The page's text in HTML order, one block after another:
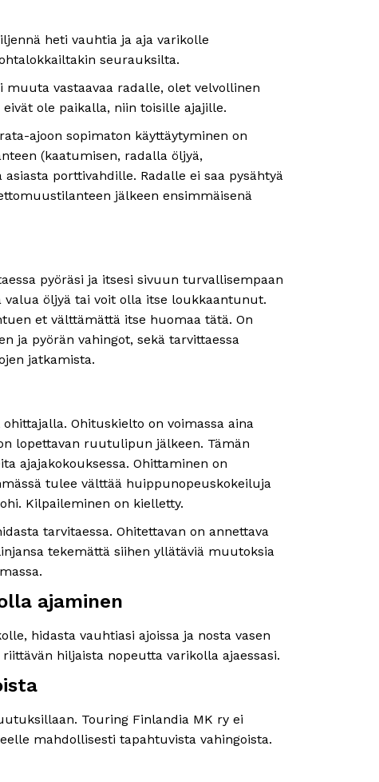
heti vauhtia ja aja varikolle
seurauksilta.
vastaavaa radalle, olet velvollinen
ole paikalla, niin toisille ajajille.
ajoon sopimaton käyttäytyminen on
(kaatumisen, radalla öljyä,
porttivahdille. Radalle ei saa pysähtyä
jälkeen ensimmäisenä
pyöräsi ja itsesi sivuun turvallisempaan
valua öljyä tai voit olla itse loukkaantunut.
et välttämättä itse huomaa tätä. On
ja pyörän vahingot, sekä tarvittaessa
jatkamista.
Ohituskielto on voimassa aina
lopettavan ruutulipun jälkeen. Tämän
ajajakokouksessa. Ohittaminen on
tulee välttää huippunopeuskokeiluja
Kilpaileminen on kielletty.
tarvitaessa. Ohitettavan on annettava
tekemättä siihen yllätäviä muutoksia
ajaminen
hidasta vauhtiasi ajoissa ja nosta vasen
hiljaista nopeutta varikolla ajaessasi.
Touring Finlandia MK ry ei
mahdollisesti tapahtuvista vahingoista.